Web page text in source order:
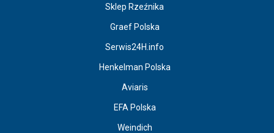
Sklep Rzeźnika
Graef Polska
Serwis24H.info
Henkelman Polska
Aviaris
EFA Polska
Weindich